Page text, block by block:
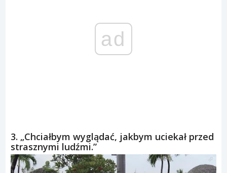
ad
3. „Chciałbym wyglądać, jakbym uciekał przed
strasznymi ludźmi.”